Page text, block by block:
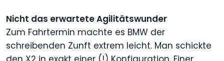
Nicht das erwartete Agilitätswunder
Zum Fahrtermin machte es BMW der
schreibenden Zunft extrem leicht. Man schickte